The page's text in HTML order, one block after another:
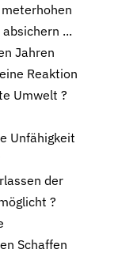
...
Jahren
Reaktion
Umwelt ?
Unfähigkeit
der
?
Schaffen